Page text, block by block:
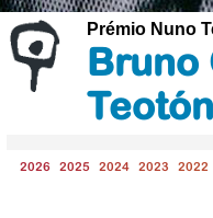
Prémio Nuno
Bruno
2026 2025 2024 2023 2022